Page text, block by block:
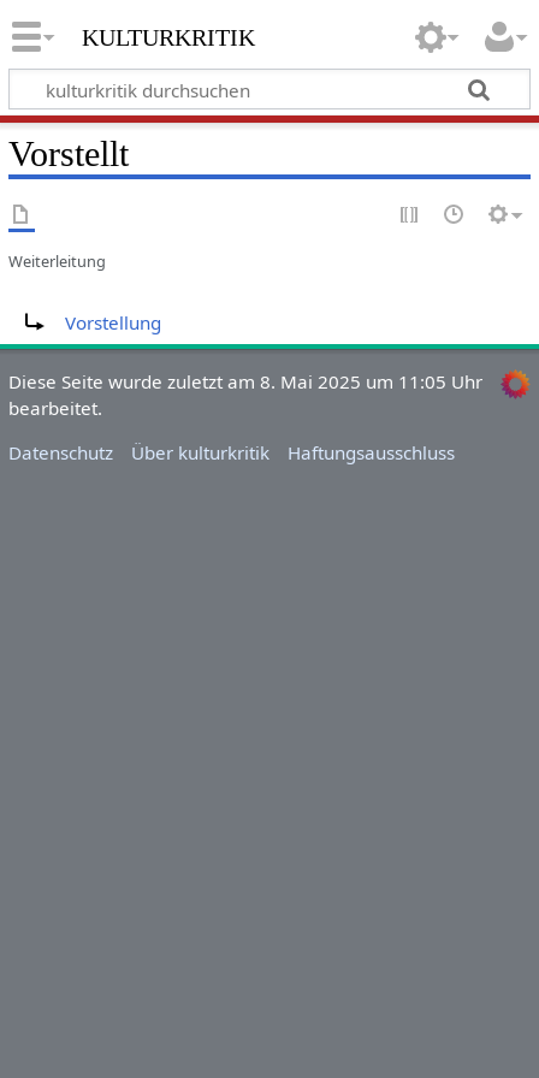
kulturkritik
Vorstellt
Weiterleitung
Vorstellung
Diese Seite wurde zuletzt am 8. Mai 2025 um 11:05 Uhr
bearbeitet.
Datenschutz
Über kulturkritik Haftungsausschluss